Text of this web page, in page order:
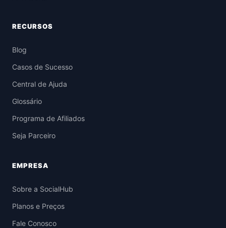
RECURSOS
Blog
Casos de Sucesso
Central de Ajuda
Glossário
Programa de Afiliados
Seja Parceiro
EMPRESA
Sobre a SocialHub
Planos e Preços
Fale Conosco